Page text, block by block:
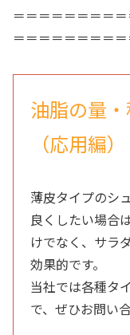
＝＝＝＝＝＝＝＝
＝＝＝＝＝＝＝＝
油脂の量
（応用編）
薄皮タイプのシ
良くしたい場合
けでなく、サラ
効果的です。
当社では各種タ
で、ぜひお問い